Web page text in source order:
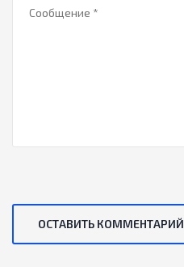
ОСТАВИТЬ КОММЕНТАРИЙ